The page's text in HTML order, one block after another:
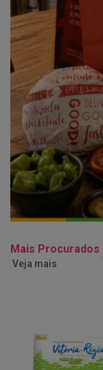
Mais Procurados
Veja mais